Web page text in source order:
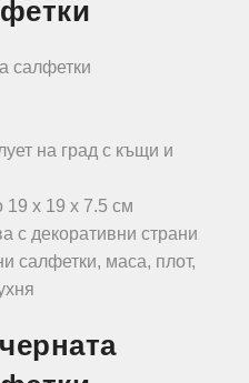
салфетки
на град с къщи и
19 x 19 x 7.5 см
с декоративни страни
салфетки, маса, плот,